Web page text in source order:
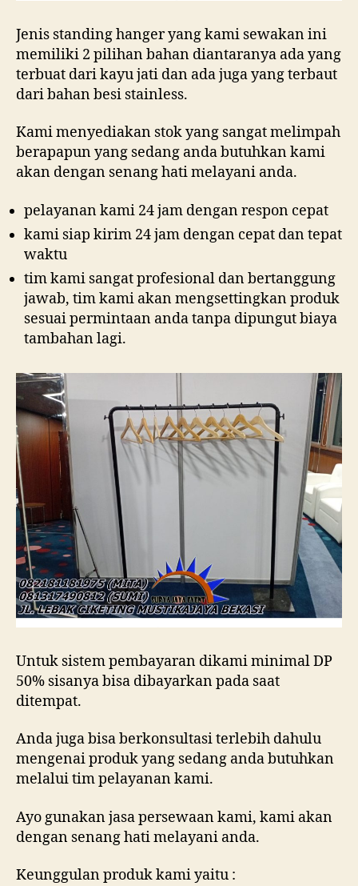
Jenis standing hanger yang kami sewakan ini
memiliki 2 pilihan bahan diantaranya ada yang
terbuat dari kayu jati dan ada juga yang terbaut
dari bahan besi stainless.
Kami menyediakan stok yang sangat melimpah
berapapun yang sedang anda butuhkan kami
akan dengan senang hati melayani anda.
pelayanan kami 24 jam dengan respon cepat
kami siap kirim 24 jam dengan cepat dan tepat
waktu
tim kami sangat profesional dan bertanggung
jawab, tim kami akan mengsettingkan produk
sesuai permintaan anda tanpa dipungut biaya
tambahan lagi.
Untuk sistem pembayaran dikami minimal DP
50% sisanya bisa dibayarkan pada saat
ditempat.
Anda juga bisa berkonsultasi terlebih dahulu
mengenai produk yang sedang anda butuhkan
melalui tim pelayanan kami.
Ayo gunakan jasa persewaan kami, kami akan
dengan senang hati melayani anda.
Keunggulan produk kami yaitu :